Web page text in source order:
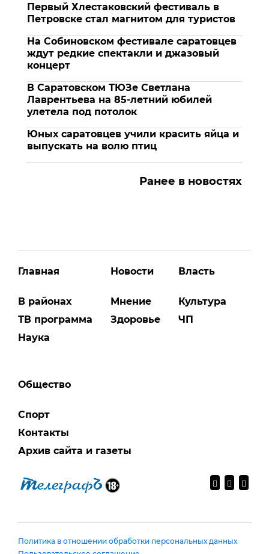
Первый Хлестаковский фестиваль в
Петровске стал магнитом для туристов
На Собиновском фестивале саратовцев
ждут редкие спектакли и джазовый
концерт
В Саратовском ТЮЗе Светлана
Лаврентьева на 85-летний юбилей
улетела под потолок
Юных саратовцев учили красить яйца и
выпускать на волю птиц
Ранее в новостях
Главная
В районах
ТВ программа
Наука
Новости
Мнение
Здоровье
Власть
Культура
ЧП
Общество
Спорт
Контакты
Архив сайта и газеты
Политика в отношении обработки персональных данных